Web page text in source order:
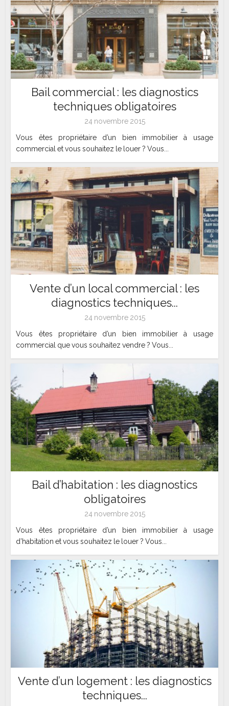
Bail commercial : les diagnostics
techniques obligatoires
24 novembre 2015
Vous êtes propriétaire d’un bien immobilier à usage
commercial et vous souhaitez le louer ? Vous...
Vente d’un local commercial : les
diagnostics techniques...
24 novembre 2015
Vous êtes propriétaire d’un bien immobilier à usage
commercial que vous souhaitez vendre ? Vous...
Bail d’habitation : les diagnostics
obligatoires
24 novembre 2015
Vous êtes propriétaire d’un bien immobilier à usage
d’habitation et vous souhaitez le louer ? Vous...
Vente d’un logement : les diagnostics
techniques...